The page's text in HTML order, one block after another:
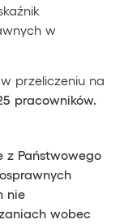
w
przeliczeniu na
pracowników.
z Państwowego
nie
wobec